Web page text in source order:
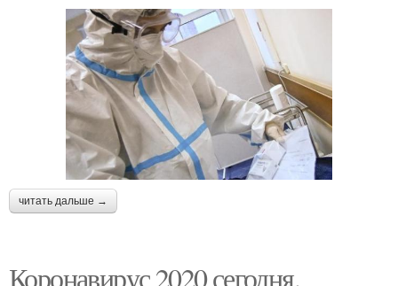
читать дальше →
Коронавирус 2020 сегодня.